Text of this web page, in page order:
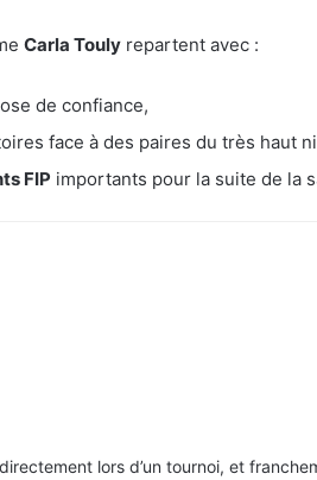
Carla Touly repartent avec :
de confiance,
face à des paires du très haut
FIP importants pour la suite de la
lors d’un tournoi, et